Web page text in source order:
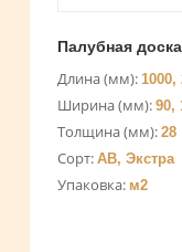
Палубная
Длина (мм): 1000,
Ширина (мм): 90,
Толщина (мм): 28
Сорт: АВ, Экстра
Упаковка: м2